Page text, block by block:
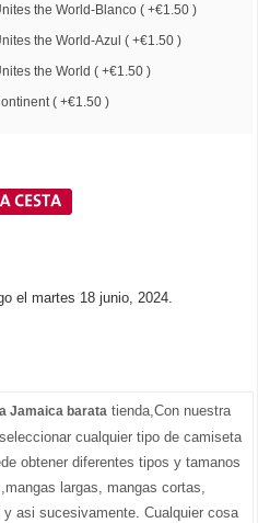
the World-Blanco ( +€1.50 )
the World-Azul ( +€1.50 )
the World ( +€1.50 )
( +€1.50 )
el martes 18 junio, 2024.
Jamaica barata tienda,Con nuestra
cualquier tipo de camiseta
obtener diferentes tipos y tamanos
largas, mangas cortas,
y asi sucesivamente. Cualquier cosa